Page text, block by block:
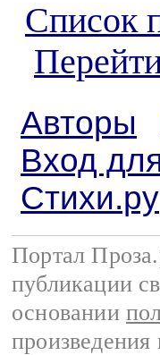
Список
Авторы
Вход
Стихи.ру
Портал
публикации
основании